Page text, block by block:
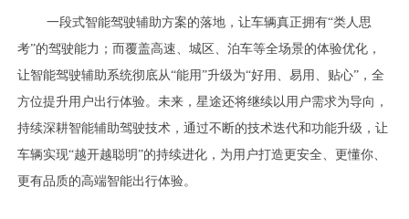
一段式智能驾驶辅助方案的落地，让车辆真正拥有“类人思
考”的驾驶能力；而覆盖高速、城区、泊车等全场景的体验优化，
让智能驾驶辅助系统彻底从“能用”升级为“好用、易用、贴心”，全
方位提升用户出行体验。未来，星途还将继续以用户需求为导向，
持续深耕智能辅助驾驶技术，通过不断的技术迭代和功能升级，让
车辆实现“越开越聪明”的持续进化，为用户打造更安全、更懂你、
更有品质的高端智能出行体验。